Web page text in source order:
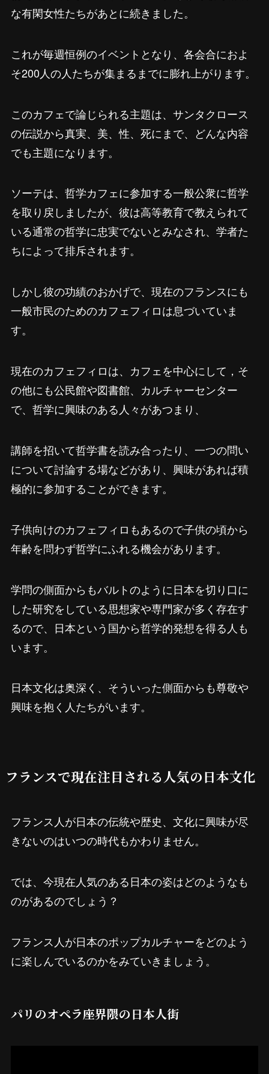
な有閑女性たちがあとに続きました。
これが毎週恒例のイベントとなり、各会合におよ
そ200人の人たちが集まるまでに膨れ上がります。
このカフェで論じられる主題は、サンタクロース
の伝説から真実、美、性、死にまで、どんな内容
でも主題になります。
ソーテは、哲学カフェに参加する一般公衆に哲学
を取り戻しましたが、彼は高等教育で教えられて
いる通常の哲学に忠実でないとみなされ、学者た
ちによって排斥されます。
しかし彼の功績のおかげで、現在のフランスにも
一般市民のためのカフェフィロは息づいていま
す。
現在のカフェフィロは、カフェを中心にして，そ
の他にも公民館や図書館、カルチャーセンター
で、哲学に興味のある人々があつまり、
講師を招いて哲学書を読み合ったり、一つの問い
について討論する場などがあり、興味があれば積
極的に参加することができます。
子供向けのカフェフィロもあるので子供の頃から
年齢を問わず哲学にふれる機会があります。
学問の側面からもバルトのように日本を切り口に
した研究をしている思想家や専門家が多く存在す
るので、日本という国から哲学的発想を得る人も
います。
日本文化は奥深く、そういった側面からも尊敬や
興味を抱く人たちがいます。
フランスで現在注目される人気の日本文化
フランス人が日本の伝統や歴史、文化に興味が尽
きないのはいつの時代もかわりません。
では、今現在人気のある日本の姿はどのようなも
のがあるのでしょう？
フランス人が日本のポップカルチャーをどのよう
に楽しんでいるのかをみていきましょう。
パリのオペラ座界隈の日本人街